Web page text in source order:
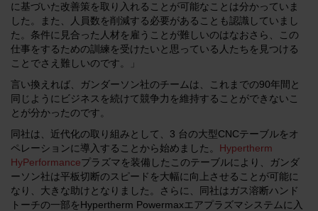
に基づいた改善策を取り入れることが可能なことは分かっていま
した。また、人員数を削減する必要があることも認識していまし
た。条件に見合った人材を雇うことが難しいのはなおさら、この
仕事をするための訓練を受けたいと思っている人たちを見つける
ことでさえ難しいのです。」
言い換えれば、ガンダーソン社のチームは、これまでの90年間と
同じようにビジネスを続けて競争力を維持することができないこ
とが分かったのです。
同社は、近代化の取り組みとして、3 台の大型CNCテーブルをオ
ペレーションに導入することから始めました。 Hypertherm
HyPerformanceプラズマを装備したこのテーブルにより、ガンダ
ーソン社は平板切断のスピードを大幅に向上させることが可能に
なり、大きな助けとなりました。さらに、同社はガス溶断ハンド
トーチの一部をHypertherm Powermaxエアプラズマシステムに入